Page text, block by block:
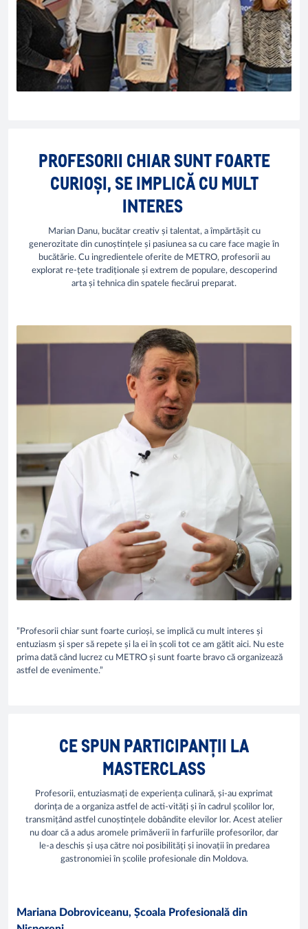
PROFESORII CHIAR SUNT FOARTE
CURIOȘI, SE IMPLICĂ CU MULT
INTERES
Marian Danu, bucătar creativ și talentat, a împărtășit cu
generozitate din cunoștințele și pasiunea sa cu care face magie în
bucătărie. Cu ingredientele oferite de METRO, profesorii au
explorat re-țete tradiționale și extrem de populare, descoperind
arta și tehnica din spatele fiecărui preparat.
”Profesorii chiar sunt foarte curioși, se implică cu mult interes și
entuziasm și sper să repete și la ei în școli tot ce am gătit aici. Nu este
prima dată când lucrez cu METRO și sunt foarte bravo că organizează
astfel de evenimente.”
CE SPUN PARTICIPANȚII LA
MASTERCLASS
Profesorii, entuziasmați de experiența culinară, și-au exprimat
dorința de a organiza astfel de acti-vități și în cadrul școlilor lor,
transmițând astfel cunoștințele dobândite elevilor lor. Acest atelier
nu doar că a adus aromele primăverii în farfuriile profesorilor, dar
le-a deschis și ușa către noi posibilități și inovații în predarea
gastronomiei în școlile profesionale din Moldova.
Mariana Dobroviceanu, Școala Profesională din